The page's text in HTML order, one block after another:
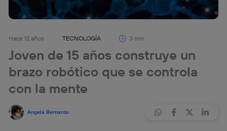
Hace 12 años TECNOLOGÍA 3 min
Joven de 15 años construye un
brazo robótico que se controla
con la mente
Angela Bernardo